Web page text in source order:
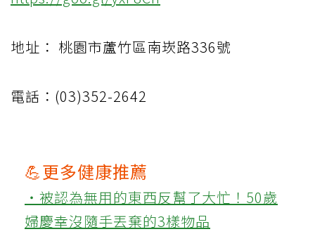
地址： 桃園市蘆竹區南崁路336號
電話：(03)352-2642
💪更多健康推薦
‧被認為無用的東西反幫了大忙！50歲
婦慶幸沒隨手丟棄的3樣物品